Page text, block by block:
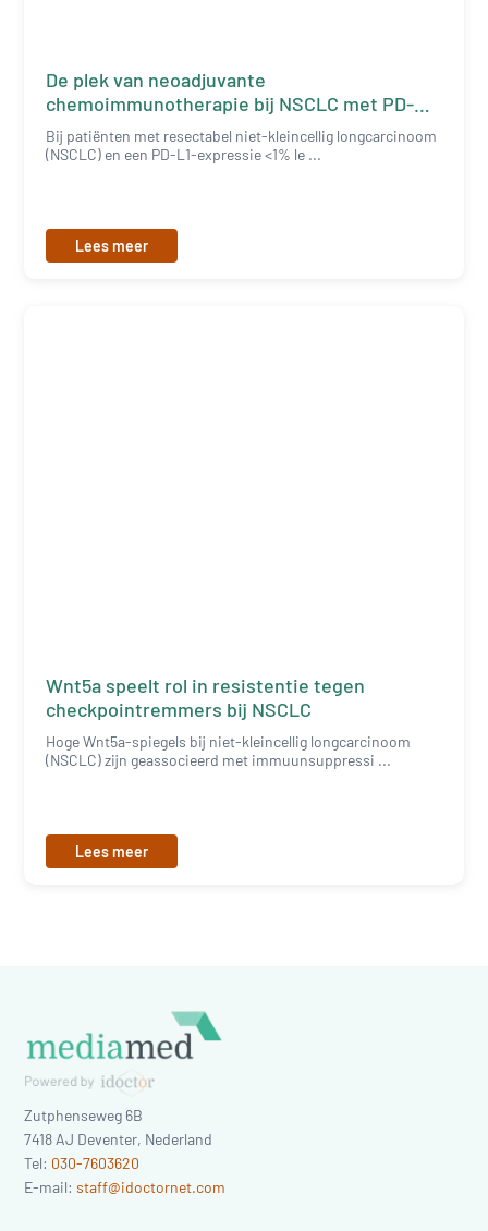
De plek van neoadjuvante
chemoimmunotherapie bij NSCLC met PD-
L1<1%
Bij patiënten met resectabel niet-kleincellig longcarcinoom
(NSCLC) en een PD-L1-expressie <1% le ...
Lees meer
Wnt5a speelt rol in resistentie tegen
checkpointremmers bij NSCLC
Hoge Wnt5a-spiegels bij niet-kleincellig longcarcinoom
(NSCLC) zijn geassocieerd met immuunsuppressi ...
Lees meer
Zutphenseweg 6B
7418 AJ Deventer, Nederland
Tel: 030-7603620
E-mail:staff@idoctornet.com